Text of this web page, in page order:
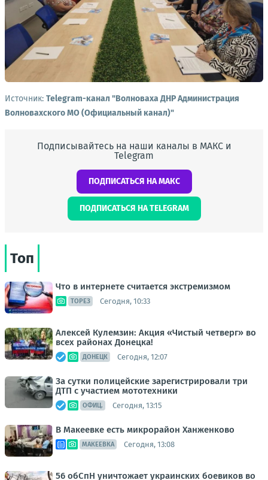
Источник: Telegram-канал "Волноваха ДНР Администрация
Волновахского МО (Официальный канал)"
Подписывайтесь на наши каналы в МАКС и
Telegram
ПОДПИСАТЬСЯ НА МАКС
ПОДПИСАТЬСЯ НА TELEGRAM
Топ
Что в интернете считается экстремизмом
ТОРЕЗ Сегодня, 10:33
Алексей Кулемзин: Акция «Чистый четверг» во
всех районах Донецка!
ДОНЕЦК Сегодня, 12:07
За сутки полицейские зарегистрировали три
ДТП с участием мототехники
ОФИЦ. Сегодня, 13:15
В Макеевке есть микрорайон Ханженково
МАКЕЕВКА Сегодня, 13:08
56 обСпН уничтожает украинских боевиков во